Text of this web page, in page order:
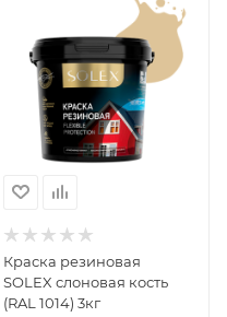
Краска резиновая
SOLEX слоновая кость
(RAL 1014) 3кг